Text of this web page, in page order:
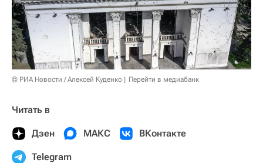
© РИА Новости / Алексей Куденко Перейти в медиабанк
Читать в
Дзен МАКС ВКонтакте
Telegram